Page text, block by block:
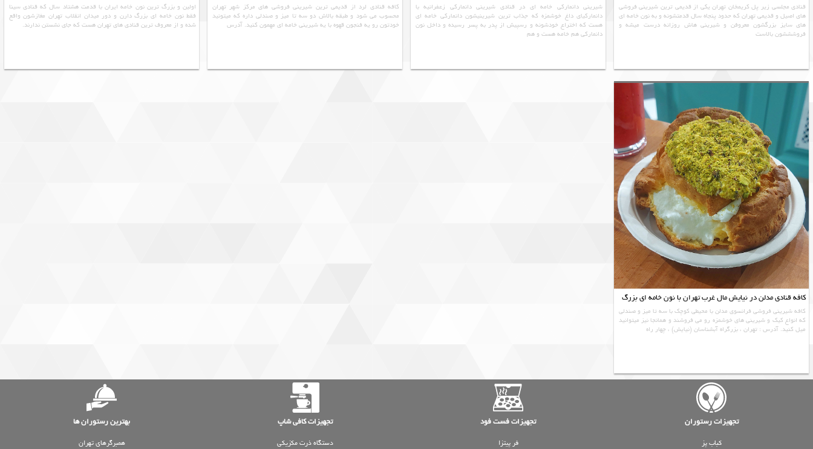
قنادی مجلسی زیر پل کریمخان تهران یکی از قدیمی ترین شیرینی فروشی
های اصیل و قدیمی تهران که حدود پنجاه سال قدمتشونه و به نون خامه ای
های سایز بزرگشون معروفن و شیرینی هاش روزانه درست میشه و
فروشششون بالاست
شیرینی دانمارکی خامه ای در قنادی شیرینی دانمارکی زعفرانیه با
دانمارکیای داغ خوشمزه که جذاب ترین شیرینیشون دانمارکی خامه ای
هست که اختراع خودشونه و رسپیش از پدر به پسر رسیده و داخل نون
دانمارکی هم خامه هست و هم
کافه قنادی لرد از قدیمی ترین شیرینی فروشی های مرکز شهر تهران
محسوب می شود و طبقه بالاش دو سه تا میز و صندلی داره که میتونید
خودتون رو یه فنجون قهوه با یه شیرینی خامه ای مهمون کنید. آدرس
اولین و بزرگ ترین نون خامه ایران با قدمت هشتاد سال که قنادی سینا
فقط نون خامه ای بزرگ دارن و دور میدان انقلاب تهران مغازشون واقع
شده و از معروف ترین قنادی های تهران هست که جای نشستن ندارند.
کافه قنادی مدلن در نیایش مال غرب تهران با نون خامه ای بزرگ
کافه شیرینی فروشی فرانسوی مدلن با محیطی کوچک با سه تا میز و صندلی
که انواع کیک و شیرینی های خوشمزه رو می فروشند و همانجا نیز میتوانید
میل کنید. آدرس : تهران ، بزرگراه آبشناسان (نیایش) ، چهار راه
تجهیزات رستوران تجهیزات فست فود تجهیزات کافی شاپ بهترین رستوران ها
کباب پز
فر پیتزا
دستگاه ذرت مکزیکی
همبرگرهای تهران